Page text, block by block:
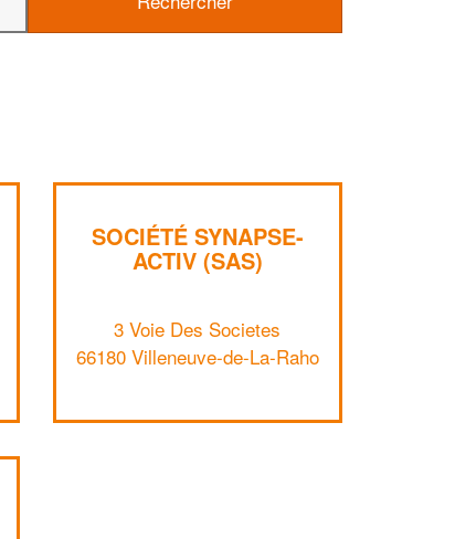
SOCIÉTÉ SYNAPSE-
ACTIV (SAS)
3 Voie Des Societes
66180 Villeneuve-de-La-Raho